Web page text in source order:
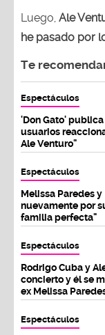
Luego, Ale
he pasado por
Te
Espectáculos
'Don Gato'
usuarios
Ale Venturo"
Espectáculos
Melissa Paredes
nuevamente por
familia perfecta"
Espectáculos
Rodrigo Cuba y
concierto y él se
ex Melissa
Espectáculos